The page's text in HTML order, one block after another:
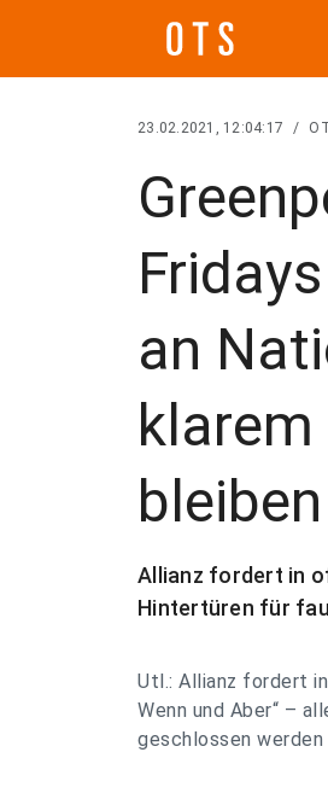
23.02.2021, 12:04:17 /
an
klarem
bleiben
Allianz fordert in
Hintertüren für
Utl.: Allianz fordert in
Wenn und Aber“ –
geschlossen werden